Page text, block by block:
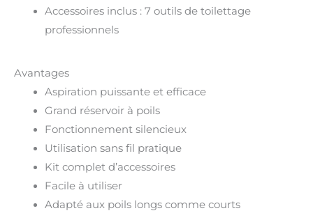
Accessoires inclus : 7 outils de toilettage
professionnels
Avantages
Aspiration puissante et efficace
Grand réservoir à poils
Fonctionnement silencieux
Utilisation sans fil pratique
Kit complet d’accessoires
Facile à utiliser
Adapté aux poils longs comme courts